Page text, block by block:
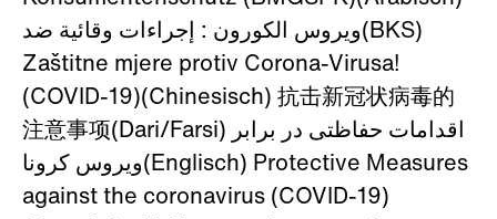
ویروس الکورون : إجراءات وقائیة ضد(BKS)
Zaštitne mjere protiv Corona-Virusa!
(COVID-19)(Chinesisch) 抗击新冠状病毒的
注意事项(Dari/Farsi) اقدامات حفاظتی در برابر
ویروس کرونا(Englisch) Protective Measures
against the coronavirus (COVID-19)